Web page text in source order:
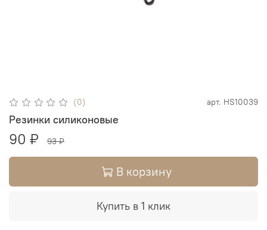
(0) арт. HS10039
Резинки силиконовые
90 ₽ 93 ₽
В корзину
Купить в 1 клик